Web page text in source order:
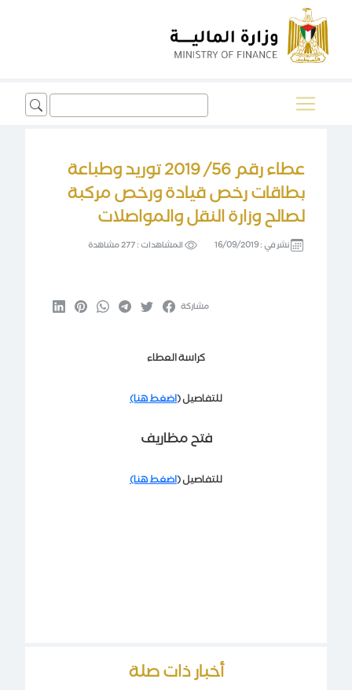
Search
for:
عطاء رقم 56/ 2019 توريد وطباعة
بطاقات رخص قيادة ورخص مركبة
لصالح وزارة النقل والمواصلات
نشر في :16/09/2019 المشاهدات :277 مشاهدة
مشاركة
كراسة العطاء
للتفاصيل (اضغط هنا)
فتح مظاريف
للتفاصيل (اضغط هنا)
أخبار ذات صلة